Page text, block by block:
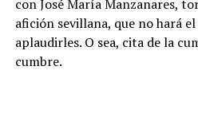
con José María Manzanares,
afición sevillana, que no hará
aplaudirles. O sea, cita de la
cumbre.